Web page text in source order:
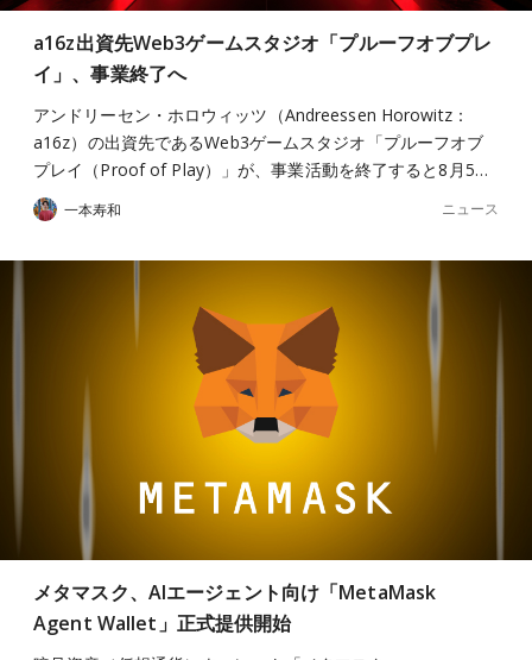
a16z出資先Web3ゲームスタジオ「プルーフオブプレ
イ」、事業終了へ
アンドリーセン・ホロウィッツ（Andreessen Horowitz：
a16z）の出資先であるWeb3ゲームスタジオ「プルーフオブ
プレイ（Proof of Play）」が、事業活動を終了すると8月5…
一本寿和 ニュース
メタマスク、AIエージェント向け「MetaMask
Agent Wallet」正式提供開始